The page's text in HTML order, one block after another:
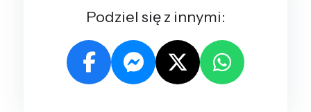
Podziel się z innymi: